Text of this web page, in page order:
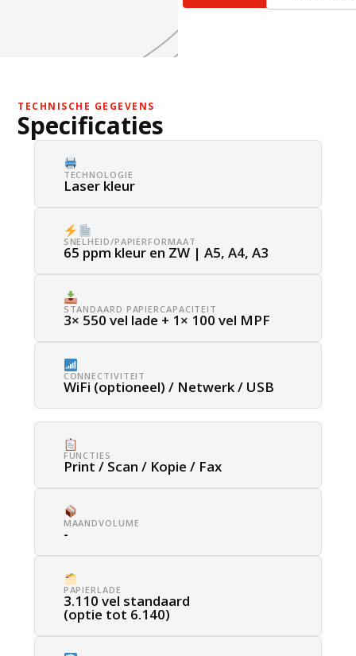
TECHNISCHE GEGEVENS
Specificaties
TECHNOLOGIE
Laser kleur
SNELHEID/PAPIERFORMAAT
65 ppm kleur en ZW | A5, A4, A3
STANDAARD PAPIERCAPACITEIT
3× 550 vel lade + 1× 100 vel MPF
CONNECTIVITEIT
WiFi (optioneel) / Netwerk / USB
FUNCTIES
Print / Scan / Kopie / Fax
MAANDVOLUME
-
PAPIERLADE
3.110 vel standaard
(optie tot 6.140)